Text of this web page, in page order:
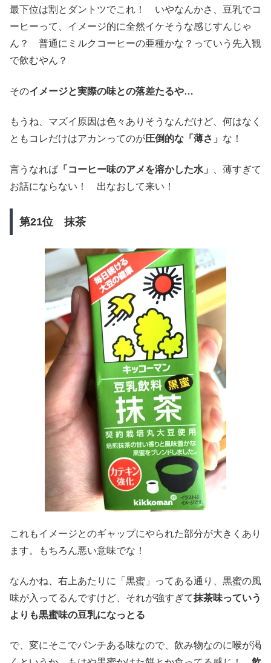
最下位は割とダントツでこれ！ いやなんかさ、豆乳でコ
ーヒーって、イメージ的に全然イケそうな感じすんじゃ
ん？ 普通にミルクコーヒーの亜種かな？っていう先入観
で飲むやん？
そのイメージと実際の味との落差たるや…
もうね、マズイ原因は色々ありそうなんだけど、何はなく
ともコレだけはアカンってのが圧倒的な「薄さ」 な！
言うなれば 「コーヒー味のアメを溶かした水」
、薄すぎて
お話にならない！ 出なおして来い！
第21位 抹茶
これもイメージとのギャップにやられた部分が大きくあり
ます。もちろん悪い意味でな！
なんかね、右上あたりに「黒蜜」ってある通り、黒蜜の風
味が入ってるんですけど、それが強すぎて抹茶味っていう
よりも黒蜜味の豆乳になっとる
で、変にそこでパンチある味なので、飲み物なのに喉が渇